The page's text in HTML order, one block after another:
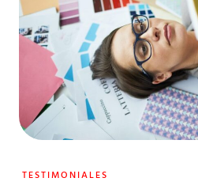
TESTIMONIALES